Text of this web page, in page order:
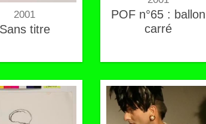
2001
Sans titre
POF n°65 : ballon
carré